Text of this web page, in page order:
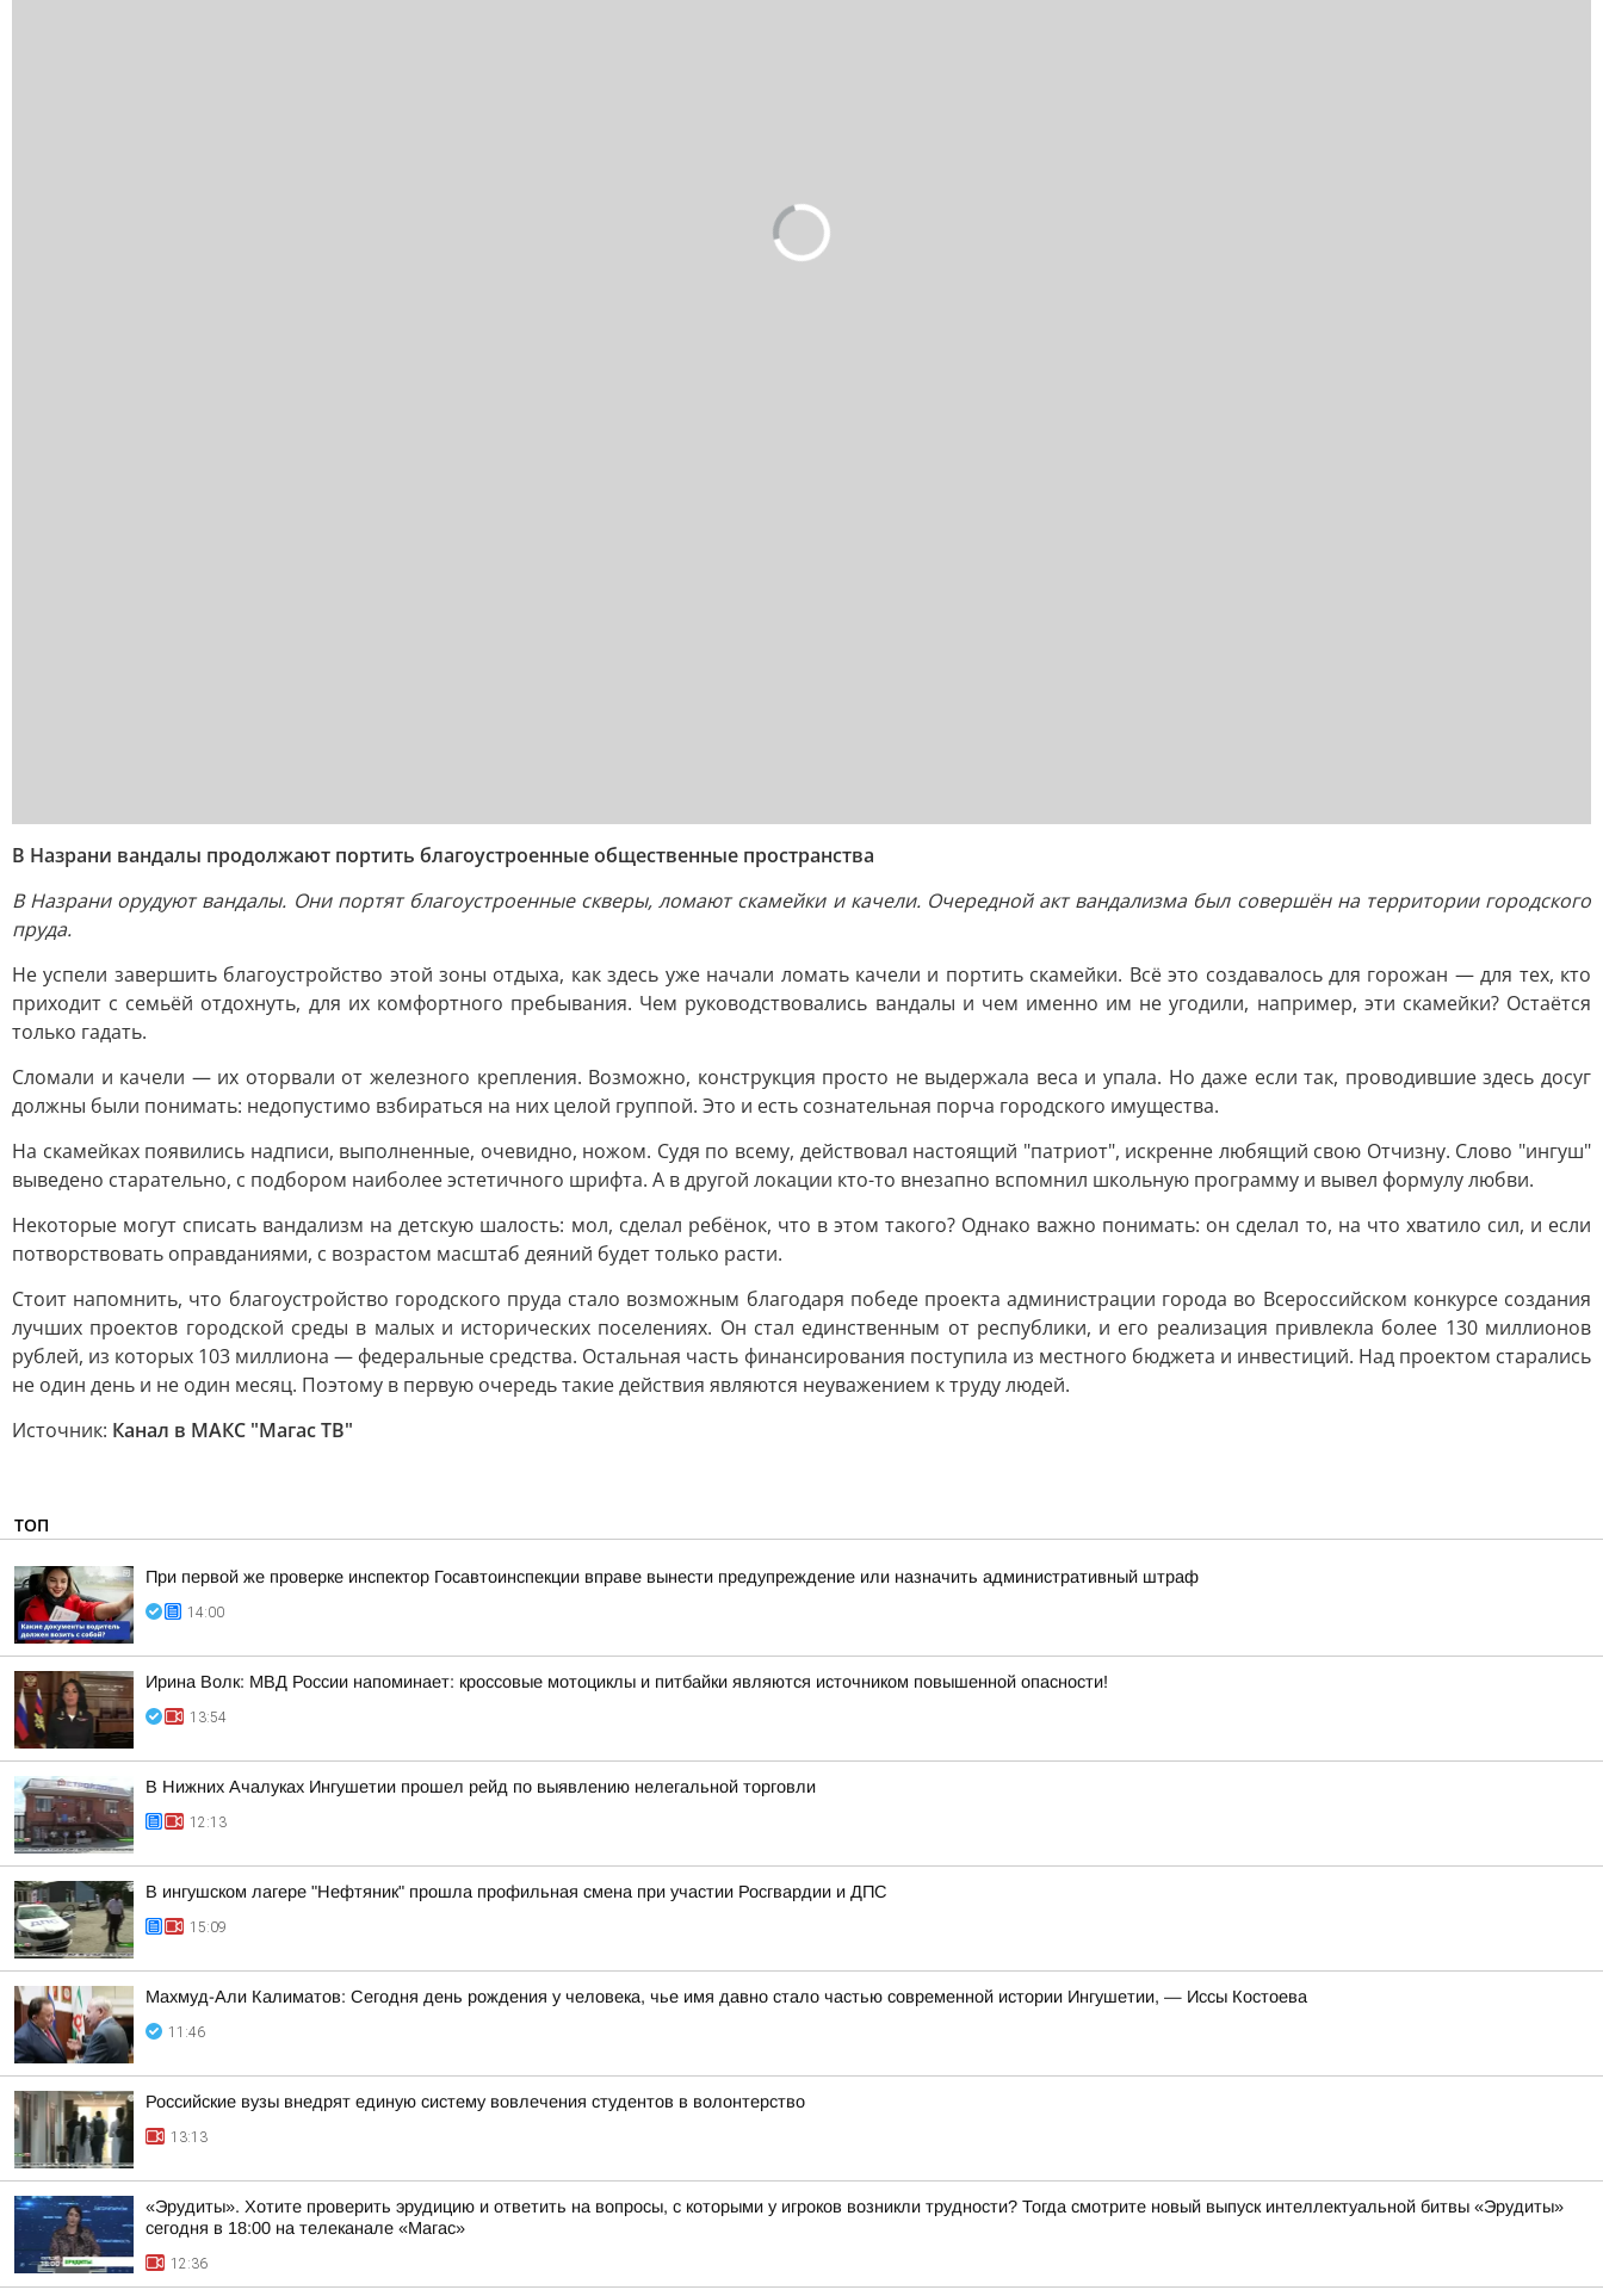
В Назрани вандалы продолжают портить благоустроенные общественные пространства
В Назрани орудуют вандалы. Они портят благоустроенные скверы, ломают скамейки и качели. Очередной акт вандализма был совершён на территории городского
пруда.
Не успели завершить благоустройство этой зоны отдыха, как здесь уже начали ломать качели и портить скамейки. Всё это создавалось для горожан — для тех, кто
приходит с семьёй отдохнуть, для их комфортного пребывания. Чем руководствовались вандалы и чем именно им не угодили, например, эти скамейки? Остаётся
только гадать.
Сломали и качели — их оторвали от железного крепления. Возможно, конструкция просто не выдержала веса и упала. Но даже если так, проводившие здесь досуг
должны были понимать: недопустимо взбираться на них целой группой. Это и есть сознательная порча городского имущества.
На скамейках появились надписи, выполненные, очевидно, ножом. Судя по всему, действовал настоящий "патриот", искренне любящий свою Отчизну. Слово "ингуш"
выведено старательно, с подбором наиболее эстетичного шрифта. А в другой локации кто-то внезапно вспомнил школьную программу и вывел формулу любви.
Некоторые могут списать вандализм на детскую шалость: мол, сделал ребёнок, что в этом такого? Однако важно понимать: он сделал то, на что хватило сил, и если
потворствовать оправданиями, с возрастом масштаб деяний будет только расти.
Стоит напомнить, что благоустройство городского пруда стало возможным благодаря победе проекта администрации города во Всероссийском конкурсе создания
лучших проектов городской среды в малых и исторических поселениях. Он стал единственным от республики, и его реализация привлекла более 130 миллионов
рублей, из которых 103 миллиона — федеральные средства. Остальная часть финансирования поступила из местного бюджета и инвестиций. Над проектом старались
не один день и не один месяц. Поэтому в первую очередь такие действия являются неуважением к труду людей.
Источник: Канал в МАКС "Магас ТВ"
ТОП
При первой же проверке инспектор Госавтоинспекции вправе вынести предупреждение или назначить административный штраф
14:00
Ирина Волк: МВД России напоминает: кроссовые мотоциклы и питбайки являются источником повышенной опасности!
13:54
В Нижних Ачалуках Ингушетии прошел рейд по выявлению нелегальной торговли
12:13
В ингушском лагере "Нефтяник" прошла профильная смена при участии Росгвардии и ДПС
15:09
Махмуд-Али Калиматов: Сегодня день рождения у человека, чье имя давно стало частью современной истории Ингушетии, — Иссы Костоева
11:46
Российские вузы внедрят единую систему вовлечения студентов в волонтерство
13:13
«Эрудиты». Хотите проверить эрудицию и ответить на вопросы, с которыми у игроков возникли трудности? Тогда смотрите новый выпуск интеллектуальной битвы «Эрудиты»
сегодня в 18:00 на телеканале «Магас»
12:36